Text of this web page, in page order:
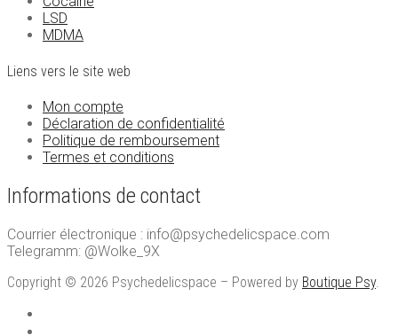
LSD
MDMA
Liens vers le site web
Mon compte
Déclaration de confidentialité
Politique de remboursement
Termes et conditions
Informations de contact
Courrier électronique : info@psychedelicspace.com
Telegramm: @Wolke_9X
Copyright © 2026 Psychedelicspace – Powered by Boutique Psy.